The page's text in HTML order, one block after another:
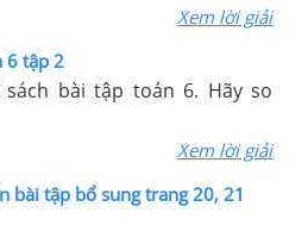
Xem lời giải
6 tập 2
bài tập toán 6. Hãy so
Xem lời giải
bài tập bổ sung trang 20, 21